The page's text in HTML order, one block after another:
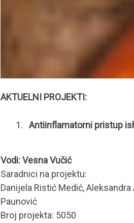
AKTUELNI PROJEKTI:
Antiinflamatorni pristup
Vodi: Vesna Vučić
Saradnici na projektu:
Danijela Ristić Medić,
Paunović
Broj projekta: 5050